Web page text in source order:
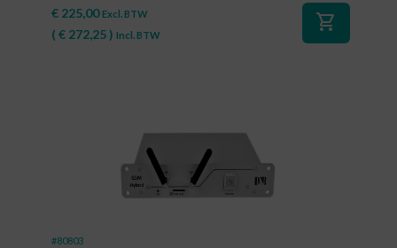
€ 225,00 Excl. BTW
( € 272,25) Incl. BTW
shopping_cart
#80803